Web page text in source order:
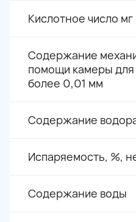
Кислотное число
Содержание
помощи камеры для
более 0,01 мм
Содержание
Испаряемость, %,
Содержание воды